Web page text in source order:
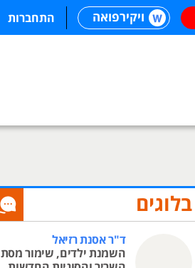
ויקירפואה התחברות
בלוגים
ד"ר אסנת רזיאל
השמנת ילדים, שימור מסת